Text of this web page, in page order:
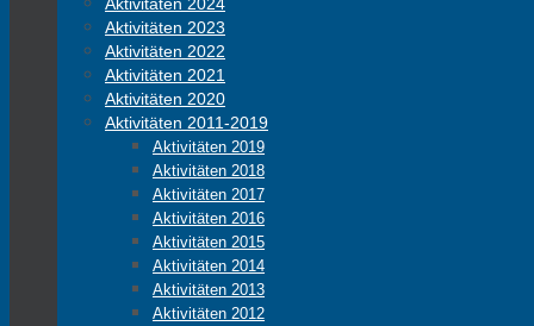
Aktivitäten 2023
Aktivitäten 2022
Aktivitäten 2021
Aktivitäten 2020
Aktivitäten 2011-2019
Aktivitäten 2019
Aktivitäten 2018
Aktivitäten 2017
Aktivitäten 2016
Aktivitäten 2015
Aktivitäten 2014
Aktivitäten 2013
Aktivitäten 2012